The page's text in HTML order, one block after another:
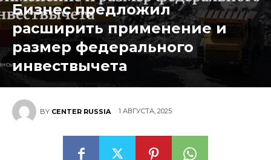
Бизнес предложил
расширить применение и
размер федерального
инвествычета
BY CENTER RUSSIA 1 АВГУСТА, 2025